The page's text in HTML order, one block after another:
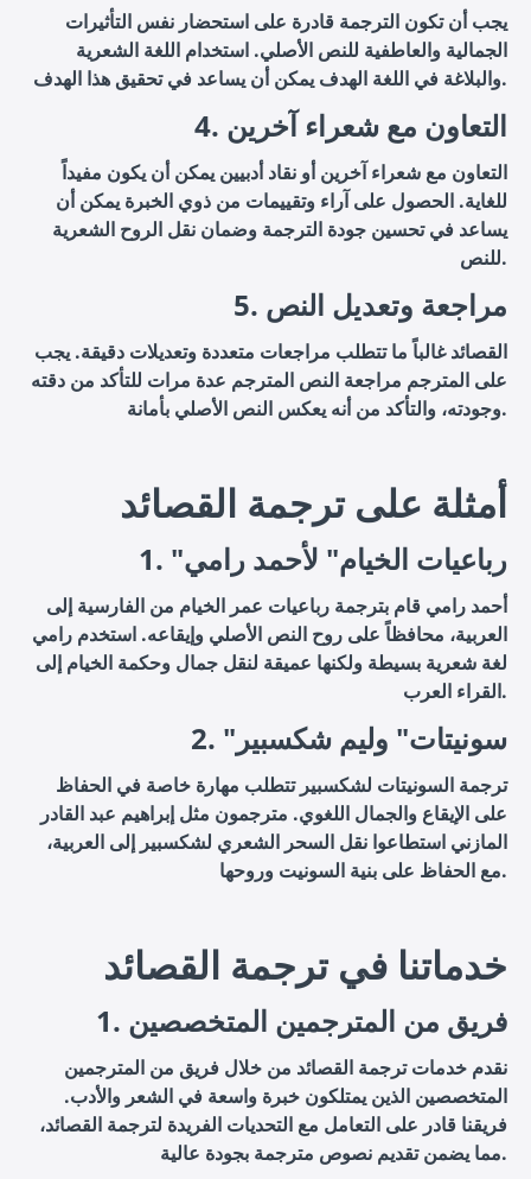
يجب أن تكون الترجمة قادرة على استحضار نفس التأثيرات
الجمالية والعاطفية للنص الأصلي. استخدام اللغة الشعرية
والبلاغة في اللغة الهدف يمكن أن يساعد في تحقيق هذا الهدف.
4. التعاون مع شعراء آخرين
التعاون مع شعراء آخرين أو نقاد أدبيين يمكن أن يكون مفيداً
للغاية. الحصول على آراء وتقييمات من ذوي الخبرة يمكن أن
يساعد في تحسين جودة الترجمة وضمان نقل الروح الشعرية
للنص.
5. مراجعة وتعديل النص
القصائد غالباً ما تتطلب مراجعات متعددة وتعديلات دقيقة. يجب
على المترجم مراجعة النص المترجم عدة مرات للتأكد من دقته
وجودته، والتأكد من أنه يعكس النص الأصلي بأمانة.
أمثلة على ترجمة القصائد
1. "رباعيات الخيام" لأحمد رامي
أحمد رامي قام بترجمة رباعيات عمر الخيام من الفارسية إلى
العربية، محافظاً على روح النص الأصلي وإيقاعه. استخدم رامي
لغة شعرية بسيطة ولكنها عميقة لنقل جمال وحكمة الخيام إلى
القراء العرب.
2. "سونيتات" وليم شكسبير
ترجمة السونيتات لشكسبير تتطلب مهارة خاصة في الحفاظ
على الإيقاع والجمال اللغوي. مترجمون مثل إبراهيم عبد القادر
المازني استطاعوا نقل السحر الشعري لشكسبير إلى العربية،
مع الحفاظ على بنية السونيت وروحها.
خدماتنا في ترجمة القصائد
1. فريق من المترجمين المتخصصين
نقدم خدمات ترجمة القصائد من خلال فريق من المترجمين
المتخصصين الذين يمتلكون خبرة واسعة في الشعر والأدب.
فريقنا قادر على التعامل مع التحديات الفريدة لترجمة القصائد،
مما يضمن تقديم نصوص مترجمة بجودة عالية.